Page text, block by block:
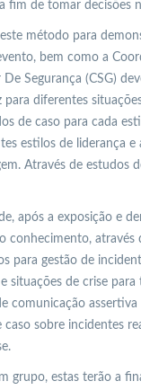
fim de tomar decisões
método para
bem como a
Segurança (CSG)
diferentes
de caso para cada
estilos de liderança e
Através de estudos
após a exposição e
através
para gestão de
situações de crise
assertiva
sobre incidentes
grupo, estas terão a